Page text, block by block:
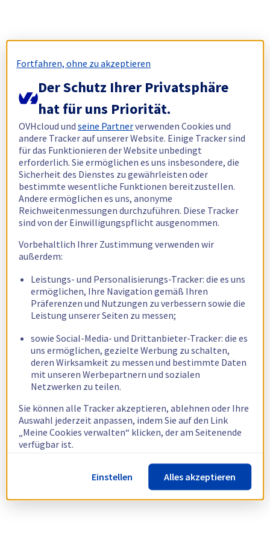
Fortfahren, ohne zu akzeptieren
Der Schutz Ihrer Privatsphäre
hat für uns Priorität.
OVHcloud undseine Partnerverwenden Cookies und
andere Tracker auf unserer Website. Einige Tracker sind
für das Funktionieren der Website unbedingt
erforderlich. Sie ermöglichen es uns insbesondere, die
Sicherheit des Dienstes zu gewährleisten oder
bestimmte wesentliche Funktionen bereitzustellen.
Andere ermöglichen es uns, anonyme
Reichweitenmessungen durchzuführen. Diese Tracker
sind von der Einwilligungspflicht ausgenommen.
Vorbehaltlich Ihrer Zustimmung verwenden wir
außerdem:
Leistungs- und Personalisierungs-Tracker: die es uns
ermöglichen, Ihre Navigation gemäß Ihren
Präferenzen und Nutzungen zu verbessern sowie die
Leistung unserer Seiten zu messen;
sowie Social-Media- und Drittanbieter-Tracker: die es
uns ermöglichen, gezielte Werbung zu schalten,
deren Wirksamkeit zu messen und bestimmte Daten
mit unseren Werbepartnern und sozialen
Netzwerken zu teilen.
Sie können alle Tracker akzeptieren, ablehnen oder Ihre
Auswahl jederzeit anpassen, indem Sie auf den Link
„Meine Cookies verwalten“ klicken, der am Seitenende
verfügbar ist.
Weitere Informationen finden Sie in unsererRichtlinie
zur Verwendung von Cookies.
Einstellen Alles akzeptieren